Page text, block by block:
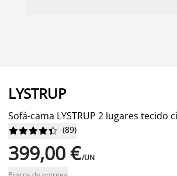
LYSTRUP
Sofá-cama LYSTRUP 2 lugares tecido





 (89)
399,00 €/UN